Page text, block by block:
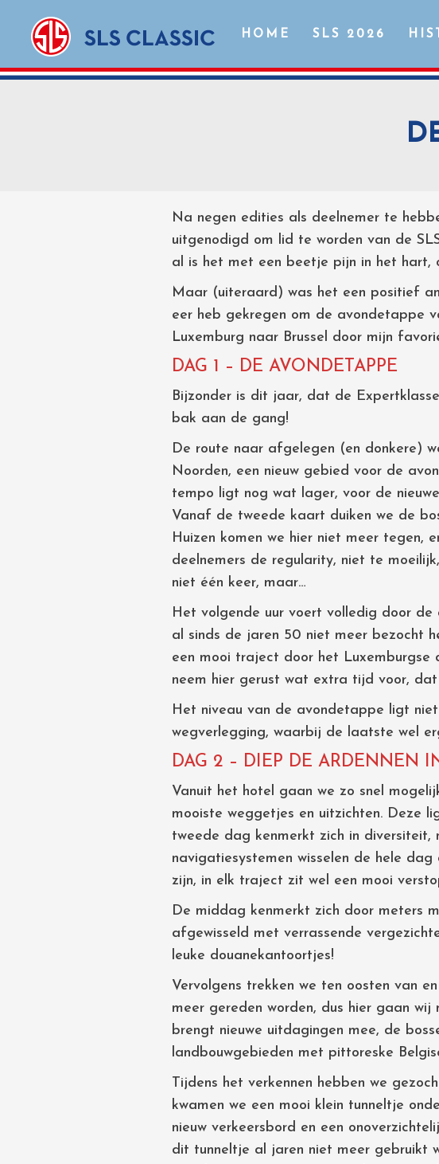
HOME SLS 2026
Na negen edities als deelnemer te
uitgenodigd om lid te worden van de
al is het met een beetje pijn in het hart,
Maar (uiteraard) was het een positief
eer heb gekregen om de avondetappe
Luxemburg naar Brussel door mijn
DAG 1 – DE AVONDETAPPE
Bijzonder is dit jaar, dat de
bak aan de gang!
De route naar afgelegen (en donkere)
Noorden, een nieuw gebied voor de
tempo ligt nog wat lager, voor de
Vanaf de tweede kaart duiken we de
Huizen komen we hier niet meer tegen,
deelnemers de regularity, niet te
niet één keer, maar…
Het volgende uur voert volledig door de
al sinds de jaren 50 niet meer bezocht
een mooi traject door het
neem hier gerust wat extra tijd voor,
Het niveau van de avondetappe ligt
wegverlegging, waarbij de laatste wel
DAG 2 – DIEP DE ARDENNEN
Vanuit het hotel gaan we zo snel
mooiste weggetjes en uitzichten. Deze
tweede dag kenmerkt zich in
navigatiesystemen wisselen de hele
zijn, in elk traject zit wel een mooi
De middag kenmerkt zich door meters
afgewisseld met verrassende
leuke douanekantoortjes!
Vervolgens trekken we ten oosten van
meer gereden worden, dus hier gaan
brengt nieuwe uitdagingen mee, de
landbouwgebieden met pittoreske
Tijdens het verkennen hebben we
kwamen we een mooi klein tunneltje
nieuw verkeersbord en een
dit tunneltje al jaren niet meer gebruikt